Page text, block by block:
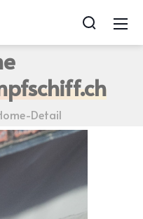
Detail